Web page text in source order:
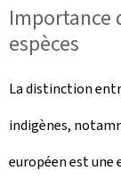
Importance
espèces
La distinction
indigènes,
européen est